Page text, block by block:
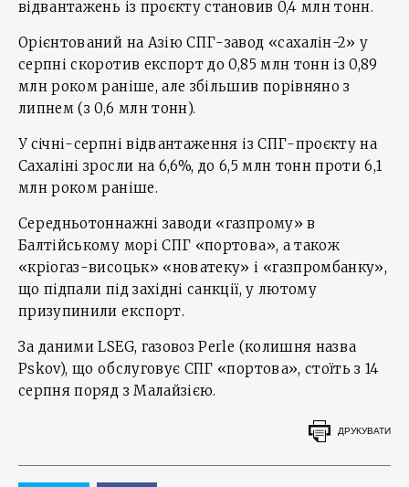
відвантажень із проєкту становив 0,4 млн тонн.
Орієнтований на Азію СПГ-завод «сахалін-2» у
серпні скоротив експорт до 0,85 млн тонн із 0,89
млн роком раніше, але збільшив порівняно з
липнем (з 0,6 млн тонн).
У січні-серпні відвантаження із СПГ-проєкту на
Сахаліні зросли на 6,6%, до 6,5 млн тонн проти 6,1
млн роком раніше.
Середньотоннажні заводи «газпрому» в
Балтійському морі СПГ «портова», а також
«кріогаз-висоцьк» «новатеку» і «газпромбанку»,
що підпали під західні санкції, у лютому
призупинили експорт.
За даними LSEG, газовоз Perle (колишня назва
Pskov), що обслуговує СПГ «портова», стоїть з 14
серпня поряд з Малайзією.
ДРУКУВАТИ